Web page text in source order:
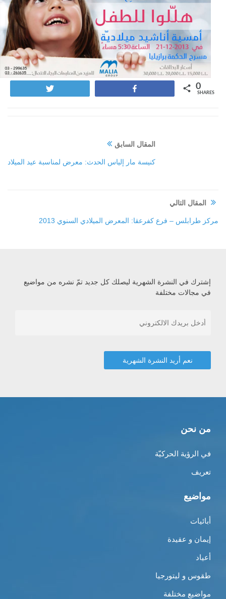
0
SHARES
المقال السابق
كنيسة مار إلياس الحدث: معرض لمناسبة عيد الميلاد
المقال التالي
مركز طرابلس – فرع كفرعقا: المعرض الميلادي السنوي 2013
إشترك في النشرة الشهرية ليصلك كل جديد تمّ نشره من مواضيع
في مجالات مختلفة
من نحن
في الرؤية الحركيّة
تعريف
مواضيع
أبائيات
إيمان و عقيدة
أعياد
طقوس و ليتورجيا
مواضيع مختلفة